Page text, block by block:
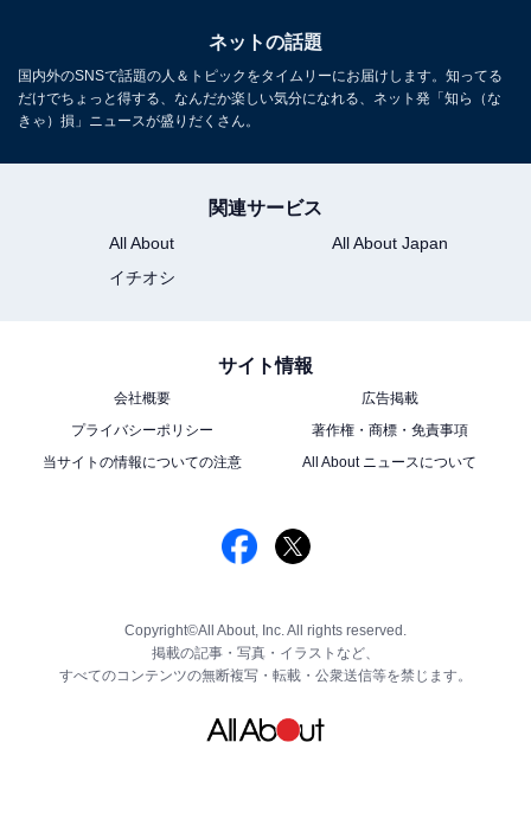
ネットの話題
国内外のSNSで話題の人＆トピックをタイムリーにお届けします。知ってる
だけでちょっと得する、なんだか楽しい気分になれる、ネット発「知ら（な
きゃ）損」ニュースが盛りだくさん。
関連サービス
All About
All About Japan
イチオシ
サイト情報
会社概要
広告掲載
プライバシーポリシー
著作権・商標・免責事項
当サイトの情報についての注意
All About ニュースについて
Copyright©All About, Inc. All rights reserved.
掲載の記事・写真・イラストなど、
すべてのコンテンツの無断複写・転載・公衆送信等を禁じます。